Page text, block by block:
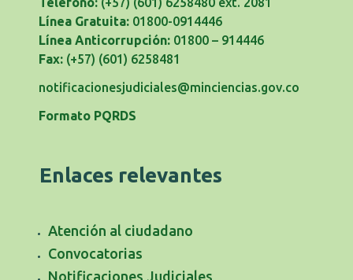
Línea Gratuita:01800-0914446
Línea Anticorrupción:01800 – 914446
Fax:(+57) (601) 6258481
notificacionesjudiciales@minciencias.gov.co
Formato PQRDS
Enlaces relevantes
Atención al ciudadano
Convocatorias
Notificaciones Judiciales